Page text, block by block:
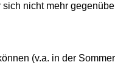
nicht mehr
(v.a. in der